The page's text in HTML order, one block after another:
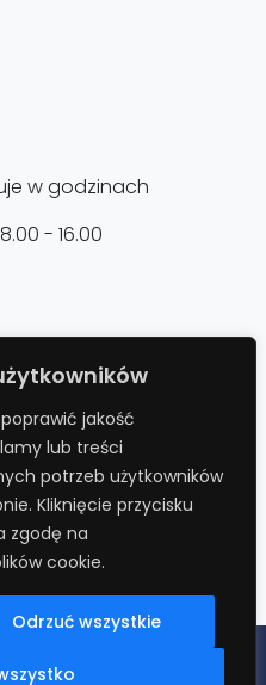
jakość
lub treści
potrzeb użytkowników
Kliknięcie przycisku
zgodę na
cookie.
Odrzuć wszystkie
w godzinach
- 16.00
gwarancji
o kolejne 12
na stronie.
RODO